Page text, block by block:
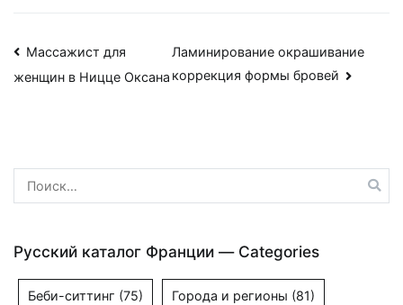
Навигация
по
Массажист для
женщин в Ницце Оксана
Ламинирование окрашивание
коррекция формы бровей
Найти:
Русский каталог Франции — Categories
Беби-ситтинг (75) Города и регионы (81)